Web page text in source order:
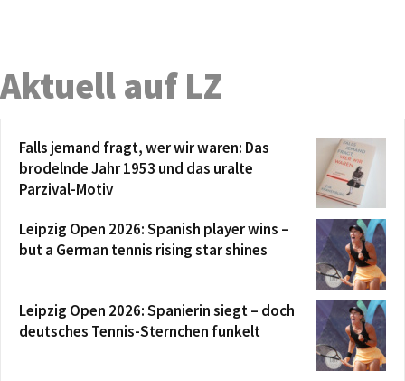
Aktuell auf LZ
Falls jemand fragt, wer wir waren: Das
brodelnde Jahr 1953 und das uralte
Parzival-Motiv
Leipzig Open 2026: Spanish player wins –
but a German tennis rising star shines
Leipzig Open 2026: Spanierin siegt – doch
deutsches Tennis-Sternchen funkelt